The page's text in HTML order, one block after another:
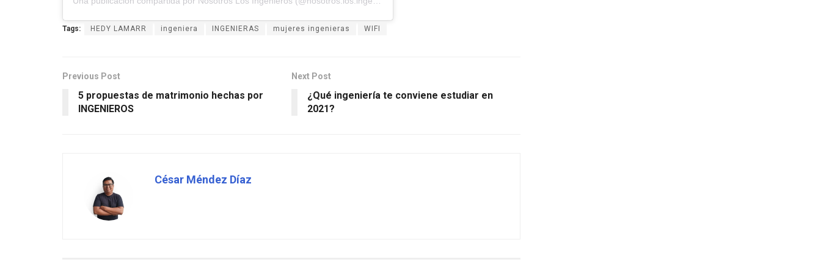
Tags: HEDY LAMARR ingeniera INGENIERAS mujeres ingenieras WIFI
Previous Post
5 propuestas de matrimonio hechas por
INGENIEROS
Next Post
¿Qué ingeniería te conviene estudiar en
2021?
César Méndez Díaz